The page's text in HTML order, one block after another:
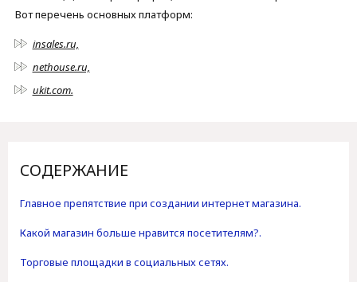
Вот перечень основных платформ:
insales.ru,
nethouse.ru,
ukit.com.
СОДЕРЖАНИЕ
Главное препятствие при создании интернет магазина.
Какой магазин больше нравится посетителям?.
Торговые площадки в социальных сетях.